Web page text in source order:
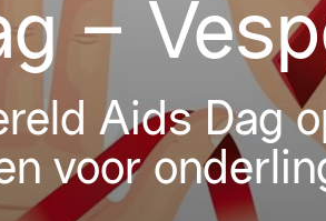
–
Aids Dag
voor